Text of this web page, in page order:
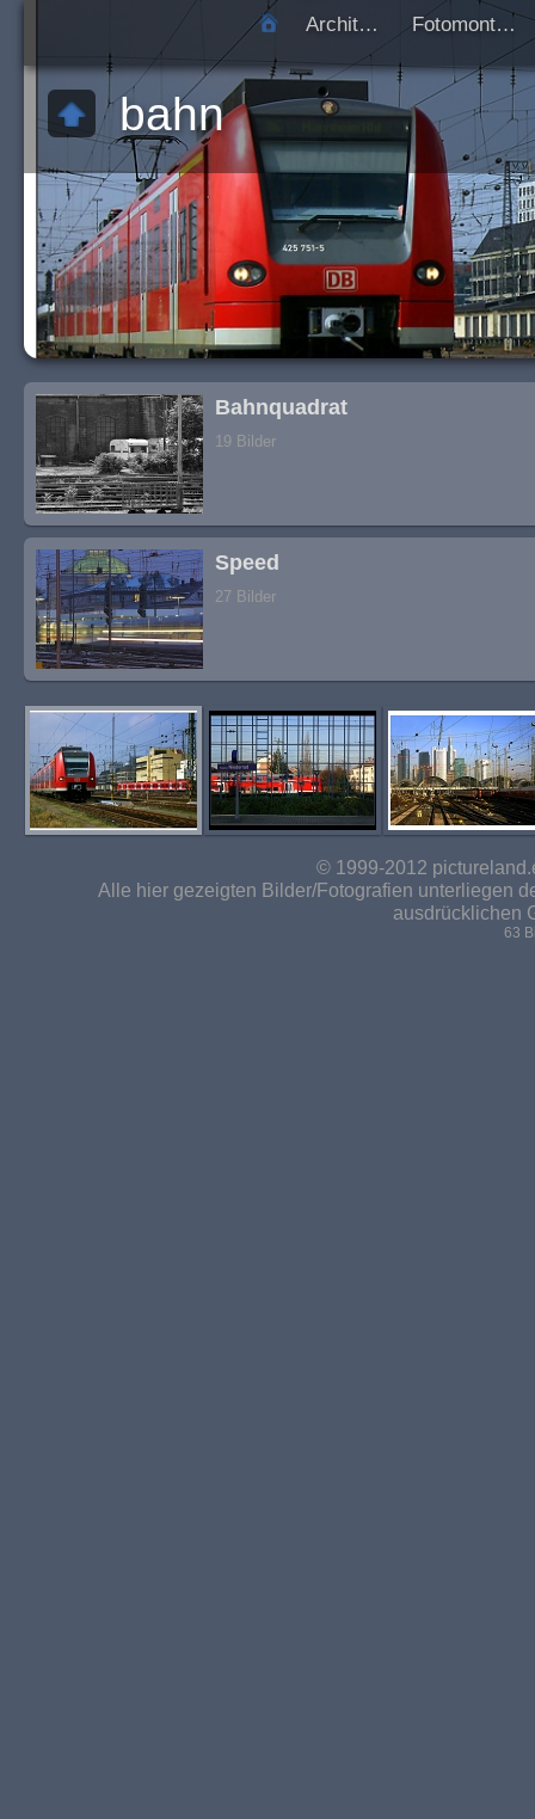
Architektur Fotomontagen
bahn
Bahnquadrat
19 Bilder
Speed
27 Bilder
© 1999-2012
Alle hier gezeigten Bilder/Fotografien unterliegen
ausdrücklichen
63